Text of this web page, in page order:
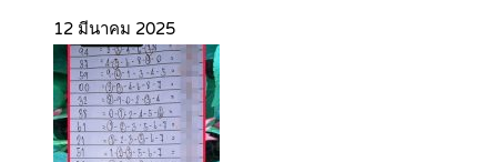
12 มีนาคม 2025